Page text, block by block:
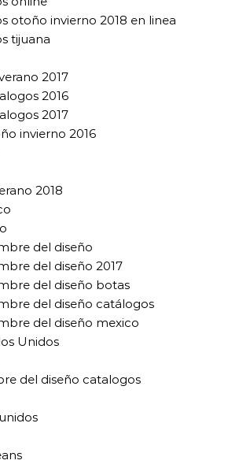
otoño invierno 2018 en linea
tijuana
2017
2016
2017
invierno 2016
2018
del diseño
del diseño 2017
del diseño botas
del diseño catálogos
del diseño mexico
Unidos
del diseño catalogos